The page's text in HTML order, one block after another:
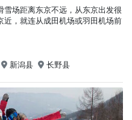
场距离东京不远，从东京出发很
，就连从成田机场或羽田机场前
新潟县 长野县